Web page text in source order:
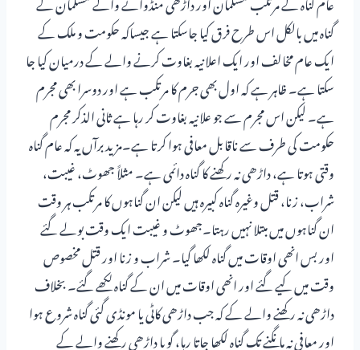
گناہ میں بالکل اس طرح فرق کیا جاسکتا ہے جیساکہ حکومت و ملک کے
ایک عام مخالف اور ایک اعلانیہ بغاوت کرنے والے کے درمیان کیا جا
سکتا ہے۔ ظاہر ہے کہ اول بھی جرم کا مرتکب ہے اور دوسرا بھی مجرم
ہے۔ لیکن اس مجرم سے جو علانیہ بغاوت کر رہا ہے ثانی الذکر مجرم
حکومت کی طرف سے ناقابل معافی ہوا کرتا ہے۔مزید برآں یہ کہ عام گناہ
وقتی ہوتا ہے، داڑھی نہ رکھنے کا گناہ دائمی ہے۔ مثلاً جھوٹ، غیبت،
شراب، زنا، قتل وغیرہ گناہ کبیرہ ہیں لیکن ان گناہوں کا مرتکب ہر وقت
ان گناہوں میں مبتلا نہیں رہتا۔جھوٹ و غیبت ایک وقت بولے گئے
اور بس انھی اوقات میں گناہ لکھا گیا۔ شراب و زنا اور قتل مخصوص
وقت میں کیے گئے اور انھی اوقات میں ان کے گناہ لکھے گئے۔ بخلاف
داڑھی نہ رکھنے والے کے کہ جب داڑھی کاٹی یا مونڈی گئی گناہ شروع ہوا
اور معافی نہ مانگنے تک گناہ لکھا جاتا رہا، گویا داڑھی رکھنے والے کے